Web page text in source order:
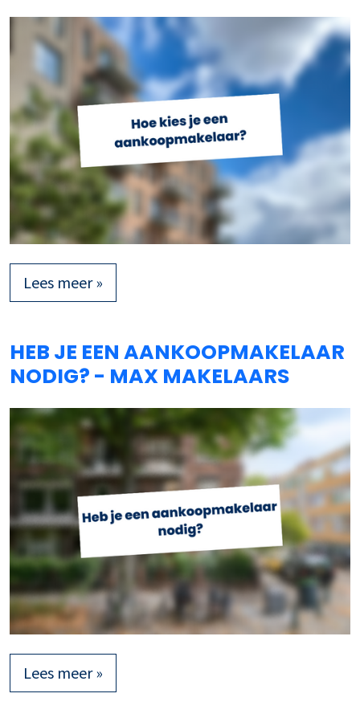
Lees meer »
HEB JE EEN AANKOOPMAKELAAR
NODIG? - MAX MAKELAARS
Lees meer »